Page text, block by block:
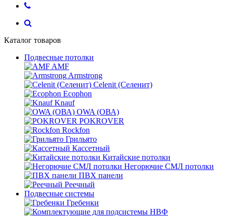
Каталог товаров
Подвесные потолки
AMF
Armstrong
Celenit (Селенит)
Ecophon
Knauf
OWA (ОВА)
POKROVER
Rockfon
Грильято
Кассетный
Китайские потолки
Негорючие СМЛ потолки
ПВХ панели
Реечный
Подвесные системы
Гребенки